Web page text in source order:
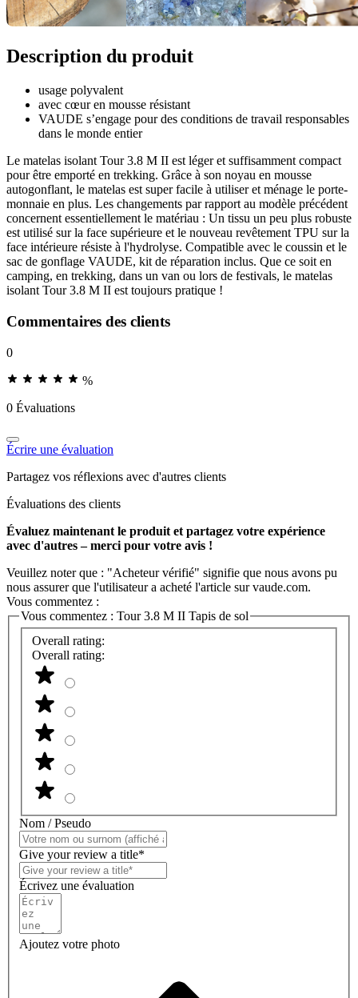
Description du produit
usage polyvalent
avec cœur en mousse résistant
VAUDE s’engage pour des conditions de travail responsables
dans le monde entier
Le matelas isolant Tour 3.8 M II est léger et suffisamment compact
pour être emporté en trekking. Grâce à son noyau en mousse
autogonflant, le matelas est super facile à utiliser et ménage le porte-
monnaie en plus. Les changements par rapport au modèle précédent
concernent essentiellement le matériau : Un tissu un peu plus robuste
est utilisé sur la face supérieure et le nouveau revêtement TPU sur la
face intérieure résiste à l'hydrolyse. Compatible avec le coussin et le
sac de gonflage VAUDE, kit de réparation inclus. Que ce soit en
camping, en trekking, dans un van ou lors de festivals, le matelas
isolant Tour 3.8 M II est toujours pratique !
Commentaires des clients
0
%
0 Évaluations
Écrire une évaluation
Partagez vos réflexions avec d'autres clients
Évaluations des clients
Évaluez maintenant le produit et partagez votre expérience
avec d'autres – merci pour votre avis !
Veuillez noter que : "Acheteur vérifié" signifie que nous avons pu
nous assurer que l'utilisateur a acheté l'article sur vaude.com.
Vous commentez :
Vous commentez : Tour 3.8 M II Tapis de sol
Overall rating:
Overall rating:
Nom / Pseudo
Give your review a title*
Écrivez une évaluation
Ajoutez votre photo